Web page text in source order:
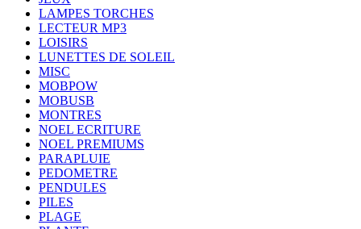
LAMPES TORCHES
LECTEUR MP3
LOISIRS
LUNETTES DE SOLEIL
MISC
MOBPOW
MOBUSB
MONTRES
NOEL ECRITURE
NOEL PREMIUMS
PARAPLUIE
PEDOMETRE
PENDULES
PILES
PLAGE